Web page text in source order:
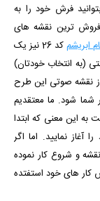
فرش خود را به
ترین نقشه های
ابریشم
کد 26 نیز یک
(به انتخاب خودتان)
از نقشه صوتی این طرح
شما شود. ما معتقدیم
این معنی که ابتدا
آغاز نمایید. اما اگر
و شروع کار نموده
کار های خود استفتده